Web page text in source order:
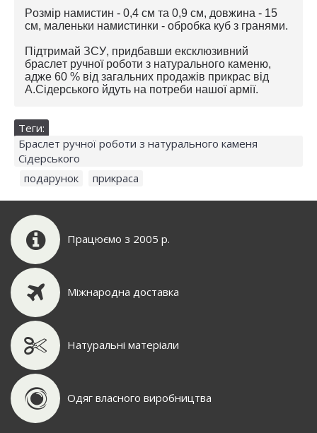
Розмір намистин - 0,4 см та 0,9 см, довжина - 15
см, маленьки намистинки - обробка куб з гранями.
Підтримай ЗСУ, придбавши ексклюзивний
браслет ручної роботи з натурального каменю,
адже 60 % від загальних продажів прикрас від
А.Сідерського йдуть на потреби нашої армії.
Теги:
Браслет ручної роботи з натурального каменя
Сідерського
подарунок прикраса
Працюємо з 2005 р.
Міжнародна доставка
Натуральні матеріали
Одяг власного виробництва